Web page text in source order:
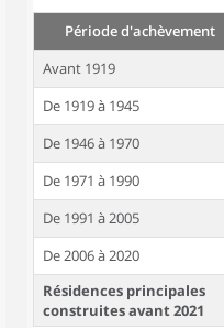
Période d'achèvement
Avant 1919
De 1919 à 1945
De 1946 à 1970
De 1971 à 1990
De 1991 à 2005
De 2006 à 2020
Résidences principales
construites avant 2021